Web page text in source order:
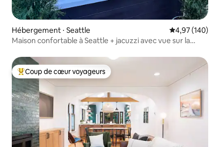
Hébergement ⋅ Seattle Évaluation
4,97 (140)
Maison confortable à Seattle + jacuzzi avec vue sur la
Coups de cœur voyageurs les plus appréciés
Coup de cœur voyageurs